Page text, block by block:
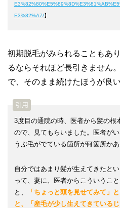
E3%82%A7/】
初期脱毛がみられることもあ
るならそれほど長引きません
で、そのまま続けたほうが良
3度目の通院の時、医者から髪の根
ので、見てもらいました。医者が
うぶ毛がでている箇所が何箇所か
自分ではあまり髪が生えてきたと
って、妻に、医者からこういうこ
と、
「ちょっと頭を見せてみて」
と、「産毛が少し生えてきている